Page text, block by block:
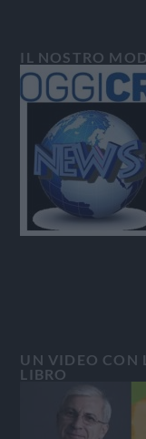
IL NOSTRO
UN VIDEO CON
LIBRO